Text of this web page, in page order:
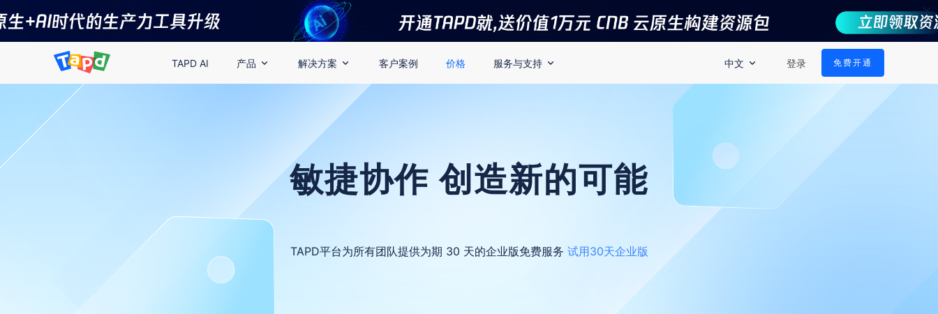
TAPD AI 产品 解决方案 客户案例 价格 服务与支持 中文 登录 免费开通
敏捷协作 创造新的可能
TAPD平台为所有团队提供为期 30 天的企业版免费服务 试用30天企业版